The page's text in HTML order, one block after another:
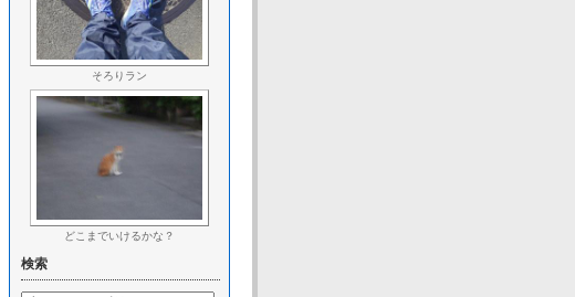
そろりラン
どこまでいけるかな？
検索